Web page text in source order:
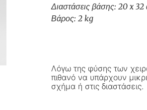
Διαστάσεις βάσης: 20 x 32
Βάρος: 2 kg
Λόγω της φύσης των
πιθανό να υπάρχουν
σχήμα ή στις διαστάσεις.